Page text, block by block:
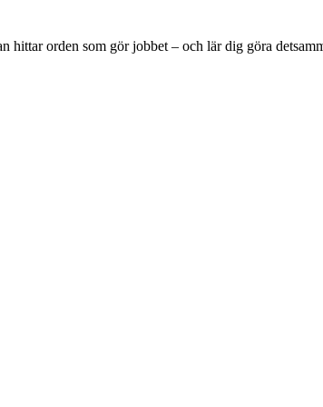
orden som gör jobbet – och lär dig göra